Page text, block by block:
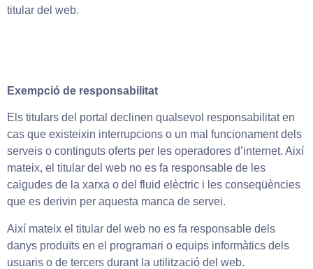
titular del web.
Exempció de responsabilitat
Els titulars del portal declinen qualsevol responsabilitat en
cas que existeixin interrupcions o un mal funcionament dels
serveis o continguts oferts per les operadores d’internet. Així
mateix, el titular del web no es fa responsable de les
caigudes de la xarxa o del fluid elèctric i les conseqüències
que es derivin per aquesta manca de servei.
Així mateix el titular del web no es fa responsable dels
danys produïts en el programari o equips informàtics dels
usuaris o de tercers durant la utilització del web.